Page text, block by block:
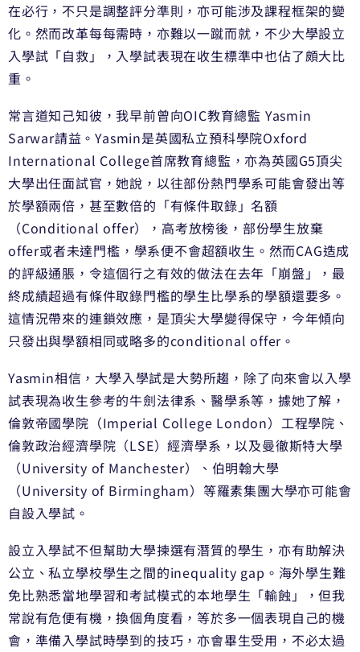
在必行，不只是調整評分準則，亦可能涉及課程框架的變
化。然而改革每每需時，亦難以一蹴而就，不少大學設立
入學試「自救」，入學試表現在收生標準中也佔了頗大比
重。
常言道知己知彼，我早前曾向OIC教育總監 Yasmin
Sarwar請益。Yasmin是英國私立預科學院Oxford
International College首席教育總監，亦為英國G5頂尖
大學出任面試官，她說，以往部份熱門學系可能會發出等
於學額兩倍，甚至數倍的「有條件取錄」名額
（Conditional offer），高考放榜後，部份學生放棄
offer或者未達門檻，學系便不會超額收生。然而CAG造成
的評級通脹，令這個行之有效的做法在去年「崩盤」，最
終成績超過有條件取錄門檻的學生比學系的學額還要多。
這情況帶來的連鎖效應，是頂尖大學變得保守，今年傾向
只發出與學額相同或略多的conditional offer。
Yasmin相信，大學入學試是大勢所趨，除了向來會以入學
試表現為收生參考的牛劍法律系、醫學系等，據她了解，
倫敦帝國學院（Imperial College London）工程學院、
倫敦政治經濟學院（LSE）經濟學系，以及曼徹斯特大學
（University of Manchester）、伯明翰大學
（University of Birmingham）等羅素集團大學亦可能會
自設入學試。
設立入學試不但幫助大學揀選有潛質的學生，亦有助解決
公立、私立學校學生之間的inequality gap。海外學生難
免比熟悉當地學習和考試模式的本地學生「輸蝕」，但我
常說有危便有機，換個角度看，等於多一個表現自己的機
會，準備入學試時學到的技巧，亦會畢生受用，不必太過